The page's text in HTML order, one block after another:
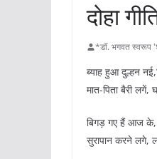
दोहा
*डॉ. भगवत स्वरूप
ब्याह हुआ दुल्हन
मात-पिता बैरी
बिगड़ गए हैं आज
सुरापान करने लगे,